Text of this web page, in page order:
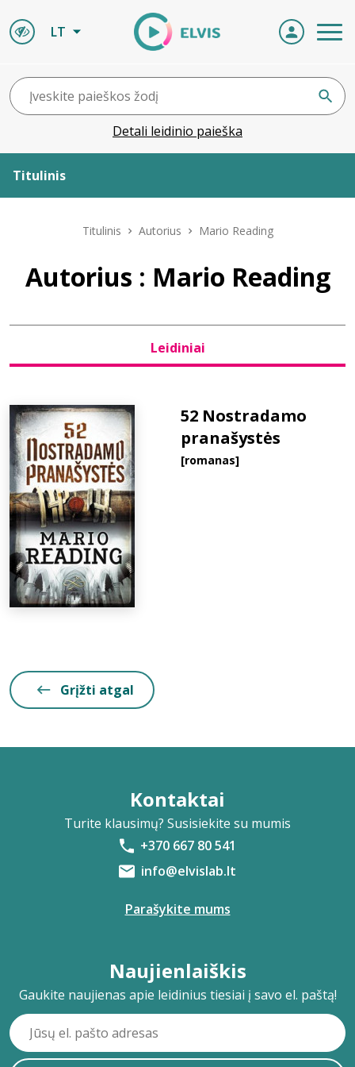
LT
Detali leidinio paieška
Titulinis
Leidiniai
D.U.K.
Titulinis Autorius Mario Reading
Autorius : Mario Reading
Leidiniai
52 Nostradamo
pranašystės
[romanas]
Grįžti atgal
Kontaktai
Turite klausimų? Susisiekite su mumis
+370 667 80 541
info@elvislab.lt
Parašykite mums
Naujienlaiškis
Gaukite naujienas apie leidinius tiesiai į savo el. paštą!